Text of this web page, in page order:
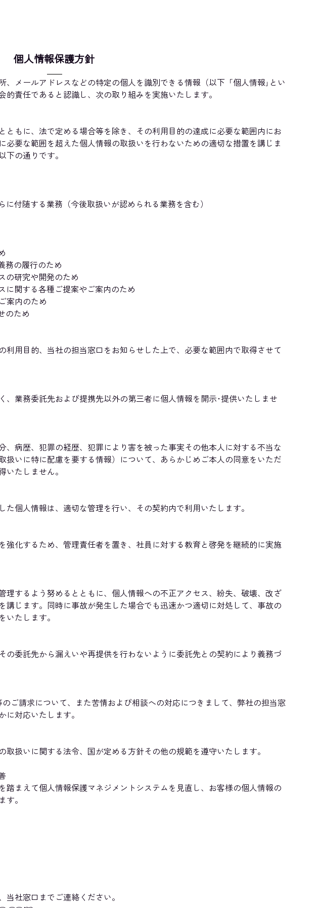
個人情報保護方針
、メールアドレスなどの特定の個人を識別できる情報（以下「個人情報｣とい
責任であると認識し、次の取り組みを実施いたします。
ともに、法で定める場合等を除き、その利用目的の達成に必要な範囲内にお
必要な範囲を超えた個人情報の取扱いを行わないための適切な措置を講じま
下の通りです。
付随する業務（今後取扱いが認められる業務を含む）
務の履行のため
の研究や開発のため
関する各種ご提案やご案内のため
案内のため
のため
利用目的、当社の担当窓口をお知らせした上で、必要な範囲内で取得させて
、業務委託先および提携先以外の第三者に個人情報を開示･提供いたしませ
、病歴、犯罪の経歴、犯罪により害を被った事実その他本人に対する不当な
扱いに特に配慮を要する情報）について、あらかじめご本人の同意をいただ
いたしません。
個人情報は、適切な管理を行い、その契約内で利用いたします。
強化するため、管理責任者を置き、社員に対する教育と啓発を継続的に実施
理するよう努めるとともに、個人情報への不正アクセス、紛失、破壊、改ざ
講じます。同時に事故が発生した場合でも迅速かつ適切に対処して、事故の
いたします。
の委託先から漏えいや再提供を行わないように委託先との契約により義務づ
ご請求について、また苦情および相談への対応につきまして、弊社の担当窓
に対応いたします。
扱いに関する法令、国が定める方針その他の規範を遵守いたします。
踏まえて個人情報保護マネジメントシステムを見直し、お客様の個人情報の
す。
当社窓口までご連絡ください。